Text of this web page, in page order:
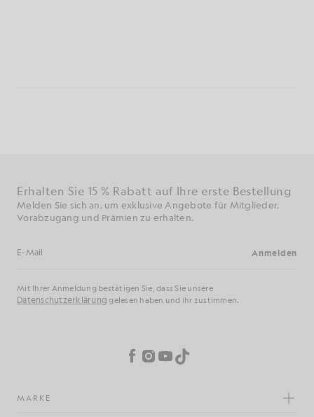
Erhalten Sie 15 % Rabatt auf Ihre erste Bestellung
Melden Sie sich an, um exklusive Angebote für Mitglieder,
Vorabzugang und Prämien zu erhalten.
E-Mail-Adresse Anmelden
Mit Ihrer Anmeldung bestätigen Sie, dass Sie unsere
Datenschutzerklärung gelesen haben und ihr zustimmen.
Facebook
Instagram
YouTube
TikTok
MARKE